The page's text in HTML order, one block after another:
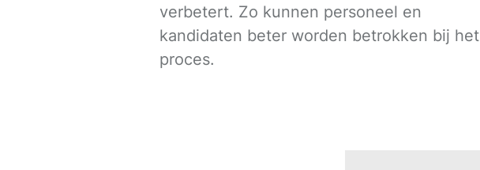
verbetert. Zo kunnen personeel en
kandidaten beter worden betrokken bij het
proces.